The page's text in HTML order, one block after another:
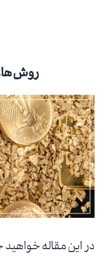
روش
در این مقاله خواهید